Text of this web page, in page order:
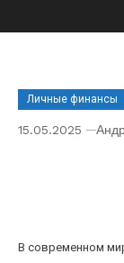
Личные финансы
15.05.2025
В современном